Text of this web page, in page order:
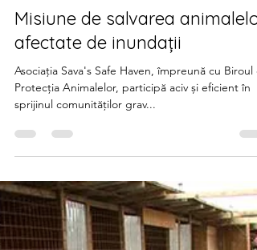
Sep 20, 2024
1 min read
Articole informative
Misiune de salvarea animalelor
afectate de inundații
Asociația Sava's Safe Haven, împreună cu Biroul
sprijinul comunităților grav...